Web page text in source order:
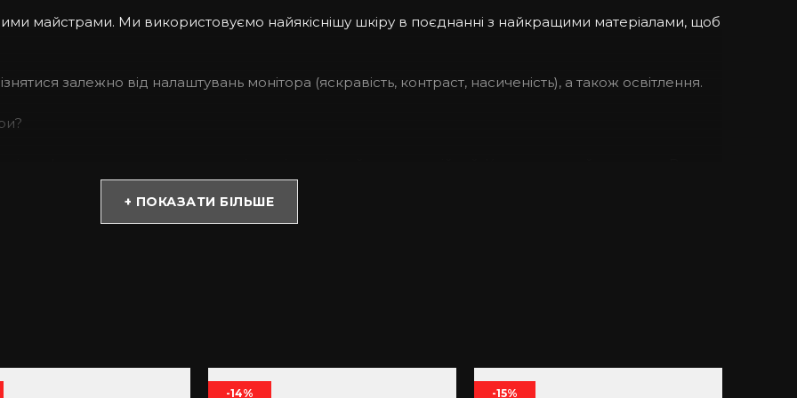
майстрами. Ми використовуємо найякіснішу шкіру в поєднанні з найкращими матеріалами, щоб
залежно від налаштувань монітора (яскравість, контраст, насиченість), а також освітлення.
під час випадкових падінь. Окрім того, це спосіб не лише отримувати компліменти стосовно
+ ПОКАЗАТИ БІЛЬШЕ
-14% -15%